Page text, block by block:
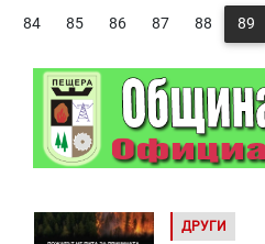
84 85 86 87 88 89
ДРУГИ